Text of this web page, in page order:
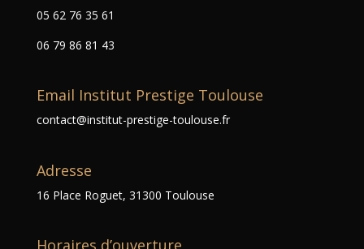
05 62 76 35 61
06 79 86 81 43
Email Institut Prestige Toulouse
contact@institut-prestige-toulouse.fr
Adresse
16 Place Roguet, 31300 Toulouse
Horaires d’ouverture